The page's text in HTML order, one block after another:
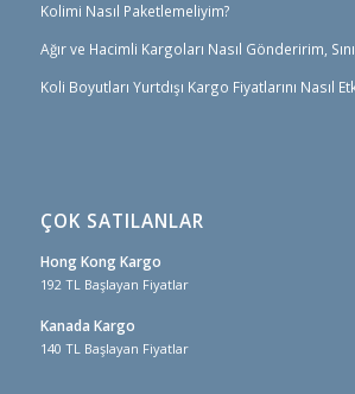
Kolimi Nasıl Paketlemeliyim?
Ağır ve Hacimli Kargoları Nasıl Gönderirim,
Koli Boyutları Yurtdışı Kargo Fiyatlarını Nasıl
ÇOK SATILANLAR
Hong Kong Kargo
192 TL Başlayan Fiyatlar
Kanada Kargo
140 TL Başlayan Fiyatlar